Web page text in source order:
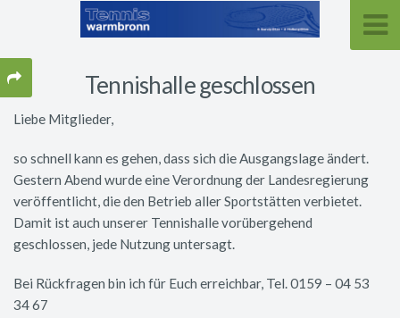
Tennishalle geschlossen
Liebe Mitglieder,
so schnell kann es gehen, dass sich die Ausgangslage ändert.
Gestern Abend wurde eine Verordnung der Landesregierung
veröffentlicht, die den Betrieb aller Sportstätten verbietet.
Damit ist auch unserer Tennishalle vorübergehend
geschlossen, jede Nutzung untersagt.
Bei Rückfragen bin ich für Euch erreichbar, Tel. 0159 – 04 53
34 67